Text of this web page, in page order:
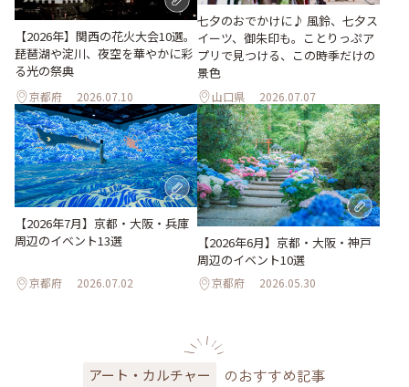
【2026年】関西の花火大会10選。
琵琶湖や淀川、夜空を華やかに彩
る光の祭典
京都府 2026.07.10
七夕のおでかけに♪ 風鈴、七夕ス
イーツ、御朱印も。ことりっぷア
プリで見つける、この時季だけの
景色
山口県 2026.07.07
【2026年7月】京都・大阪・兵庫
周辺のイベント13選
京都府 2026.07.02
【2026年6月】京都・大阪・神戸
周辺のイベント10選
京都府 2026.05.30
アート・カルチャー のおすすめ記事